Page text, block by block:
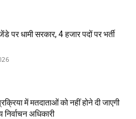
पर धामी सरकार, 4 हजार पदों पर भर्ती
में मतदाताओं को नहीं होने दी जाएगी
निर्वाचन अधिकारी